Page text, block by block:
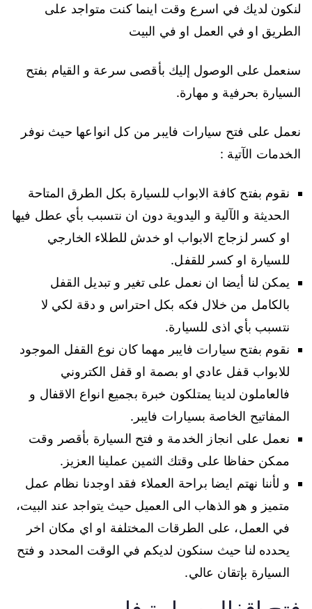
لنكون لديك في اسرع وقت اينما كنت متواجد على
الطريق او في العمل او في البيت
سنعمل على الوصول إليك بأقصى سرعة و القيام بفتح
السيارة بحرفية و مهارة.
نعمل على فتح سيارات فايبر من كل انواعها حيث نوفر
الخدمات الآتية :
نقوم بفتح كافة الابواب للسيارة بكل الطرق المتاحة
الحديثة و الآلية و اليدوية دون ان نتسبب بأي عطل فيها
او كسر لزجاج الابواب او خدش للطلاء الخارجي
للسيارة او كسر للقفل.
يمكن لنا أيضا ان نعمل على تغير و تبديل القفل
بالكامل من خلال فكه بكل احتراس و دقة لكي لا
نتسبب بأي اذى للسيارة.
نقوم بفتح سيارات فايبر مهما كان نوع القفل الموجود
للابواب قفل عادي او بصمة او قفل الكتروني
فالعاملون لدينا يمتلكون خبرة بجميع انواع الاقفال و
المفاتيح الخاصة بسيارات فايبر.
نعمل على انجاز الخدمة و فتح السيارة بأقصر وقت
ممكن حفاظا على وقتك الثمين عملينا العزيز.
و لأننا نهتم ايضا براحة العملاء فقد اوجدنا نظام عمل
متميز و هو الذهاب الى العميل حيث يتواجد عند البيت،
في العمل، على الطرقات المختلفة او اي مكان اخر
يحدده لنا حيث سنكون لديكم في الوقت المحدد و فتح
السيارة بإتقان عالي.